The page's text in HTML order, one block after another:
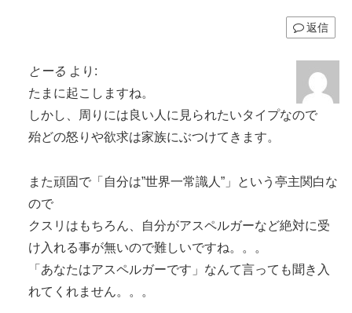
返信
とーる より:
たまに起こしますね。
しかし、周りには良い人に見られたいタイプなので
殆どの怒りや欲求は家族にぶつけてきます。
また頑固で「自分は”世界一常識人”」という亭主関白な
ので
クスリはもちろん、自分がアスペルガーなど絶対に受
け入れる事が無いので難しいですね。。。
「あなたはアスペルガーです」なんて言っても聞き入
れてくれません。。。